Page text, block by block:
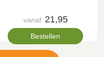
vanaf 21,95
Bestellen